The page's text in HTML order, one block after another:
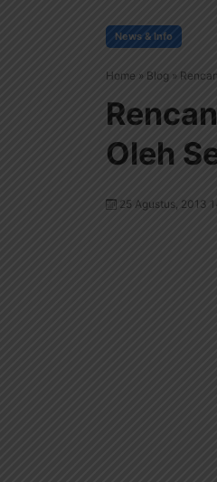
News & Info
Home » Blog »
Oleh
25 Agustus, 2013